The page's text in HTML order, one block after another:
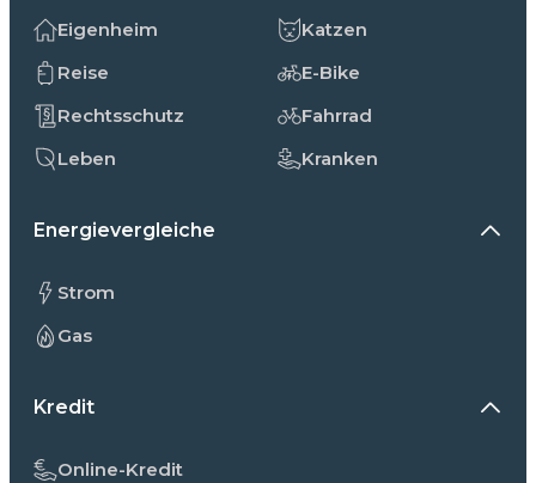
Eigenheim
Reise
Rechtsschutz
Leben
Katzen
E-Bike
Fahrrad
Kranken
Energievergleiche
Strom
Gas
Kredit
Online-Kredit